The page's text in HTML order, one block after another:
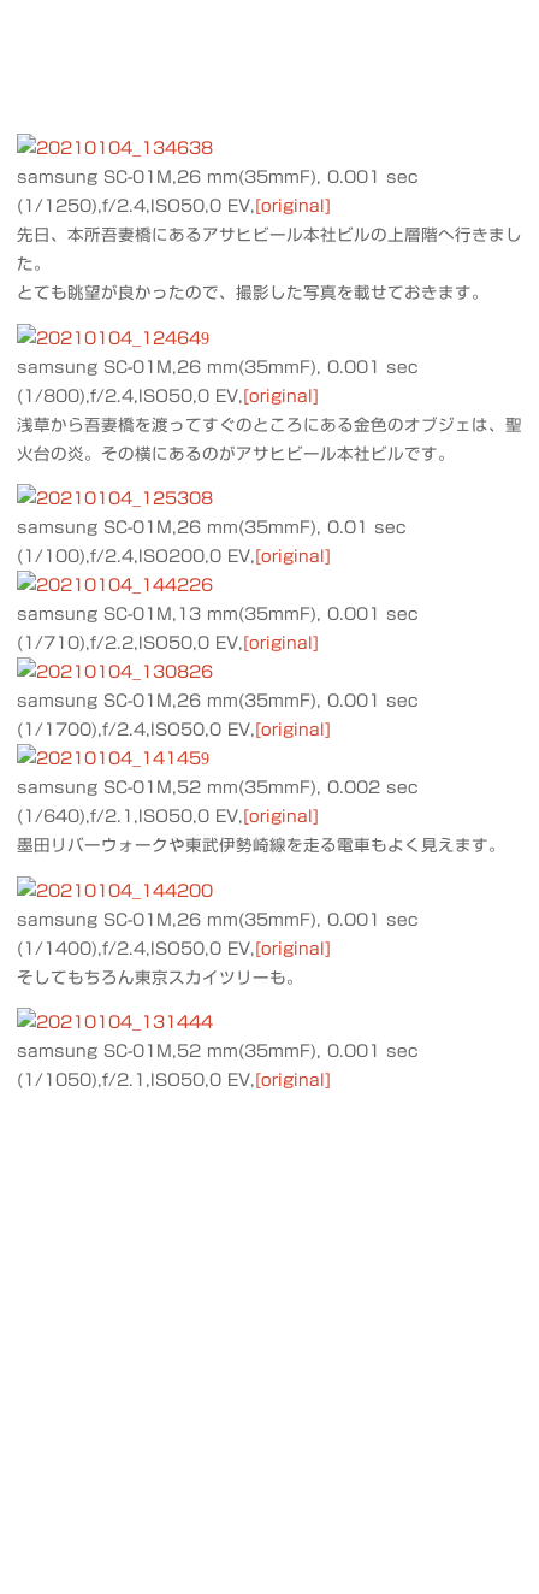
samsung SC-01M,26 mm(35mmF), 0.001 sec
(1/1250),f/2.4,ISO50,0 EV, [original]
先日、本所吾妻橋にあるアサヒビール本社ビルの上層階へ行きまし
た。
とても眺望が良かったので、撮影した写真を載せておきます。
samsung SC-01M,26 mm(35mmF), 0.001 sec
(1/800),f/2.4,ISO50,0 EV, [original]
浅草から吾妻橋を渡ってすぐのところにある金色のオブジェは、聖
火台の炎。その横にあるのがアサヒビール本社ビルです。
samsung SC-01M,26 mm(35mmF), 0.01 sec
(1/100),f/2.4,ISO200,0 EV, [original]
samsung SC-01M,13 mm(35mmF), 0.001 sec
(1/710),f/2.2,ISO50,0 EV, [original]
samsung SC-01M,26 mm(35mmF), 0.001 sec
(1/1700),f/2.4,ISO50,0 EV, [original]
samsung SC-01M,52 mm(35mmF), 0.002 sec
(1/640),f/2.1,ISO50,0 EV, [original]
墨田リバーウォークや東武伊勢崎線を走る電車もよく見えます。
samsung SC-01M,26 mm(35mmF), 0.001 sec
(1/1400),f/2.4,ISO50,0 EV, [original]
そしてもちろん東京スカイツリーも。
samsung SC-01M,52 mm(35mmF), 0.001 sec
(1/1050),f/2.1,ISO50,0 EV, [original]